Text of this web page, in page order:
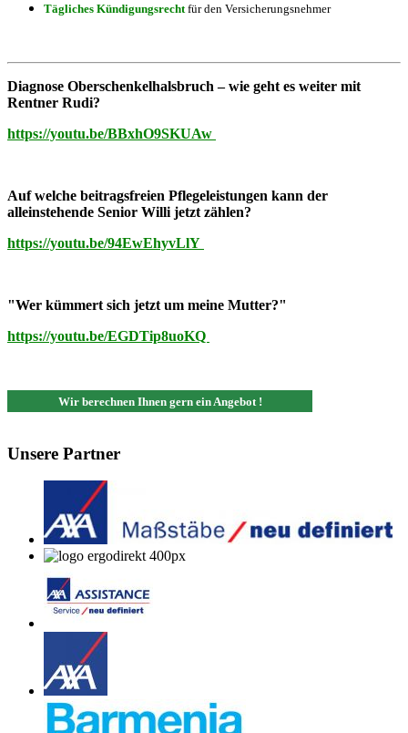
Tägliches Kündigungsrecht für den Versicherungsnehmer
Diagnose Oberschenkelhalsbruch – wie geht es weiter mit
Rentner Rudi?
https://youtu.be/BBxhO9SKUAw
Auf welche beitragsfreien Pflegeleistungen kann der
alleinstehende Senior Willi jetzt zählen?
https://youtu.be/94EwEhyvLlY
"Wer kümmert sich jetzt um meine Mutter?"
https://youtu.be/EGDTip8uoKQ
Wir berechnen Ihnen gern ein Angebot !
Unsere Partner